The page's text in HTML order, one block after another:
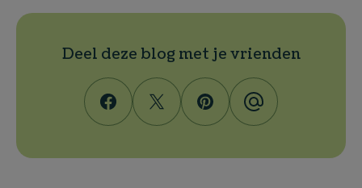
Deel deze blog met je vrienden